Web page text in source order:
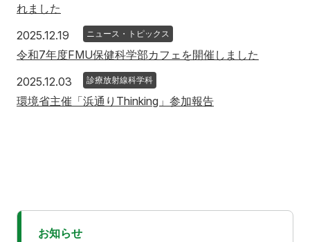
れました
2025.12.19 2025年12月19日
ニュース・トピックス
令和7年度FMU保健科学部カフェを開催しました
2025.12.03 2025年12月3日
診療放射線科学科
環境省主催「浜通りThinking」参加報告
お知らせ